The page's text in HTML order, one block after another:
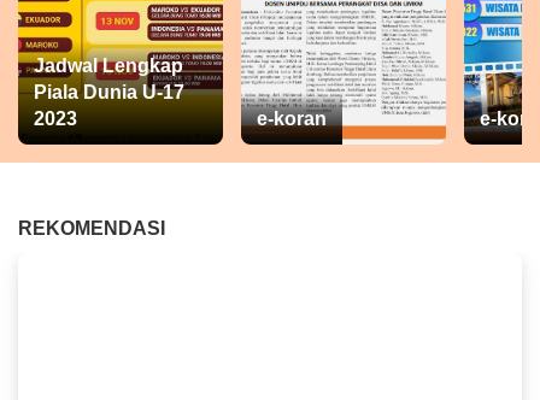
Jadwal Lengkap
Piala Dunia U-17
2023
e-koran e-
REKOMENDASI